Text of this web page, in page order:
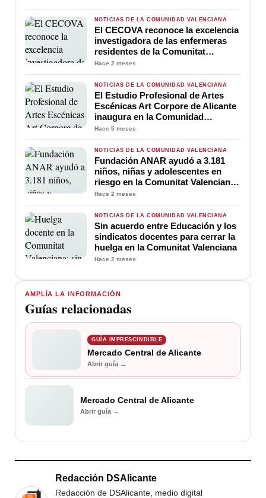
AMPLÍA LA INFORMACIÓN
Guías relacionadas
GUÍA IMPRESCINDIBLE
Mercado Central de Alicante
Abrir guía →
Mercado Central de Alicante
Abrir guía →
NOTICIAS DE LA COMUNIDAD VALENCIANA
El CECOVA reconoce la excelencia
investigadora de las enfermeras
residentes de la Comunitat
Valenciana con tres premios
Hace 2 meses
NOTICIAS DE LA COMUNIDAD VALENCIANA
El Estudio Profesional de Artes
Escénicas Art Corpore de Alicante
inaugura en la Comunidad
Valenciana los ensayos escénicos
abiertos al público
Hace 5 meses
NOTICIAS DE LA COMUNIDAD VALENCIANA
Fundación ANAR ayudó a 3.181
niños, niñas y adolescentes en
riesgo en la Comunitat Valenciana
durante 2025
Hace 2 meses
NOTICIAS DE LA COMUNIDAD VALENCIANA
Sin acuerdo entre Educación y los
sindicatos docentes para cerrar la
huelga en la Comunitat Valenciana
Hace 2 meses
Redacción DSAlicante
Redacción de DSAlicante, medio digital